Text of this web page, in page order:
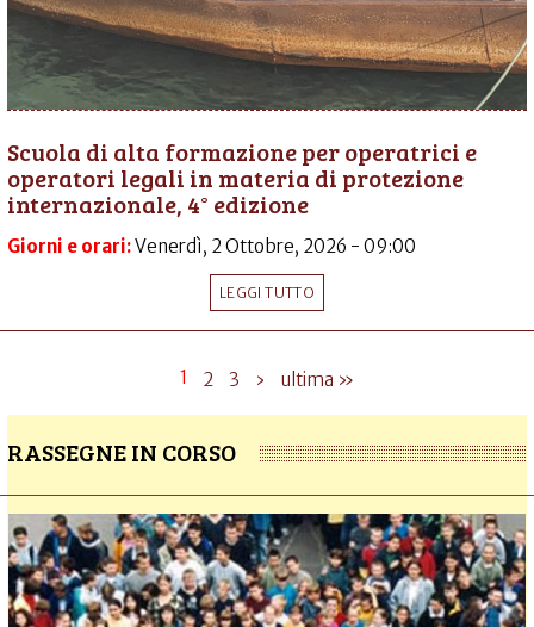
Scuola di alta formazione per operatrici e
operatori legali in materia di protezione
internazionale, 4° edizione
Giorni e orari:Venerdì, 2 Ottobre, 2026 - 09:00
LEGGI TUTTO
1 2 3 › ultima »
RASSEGNE IN CORSO